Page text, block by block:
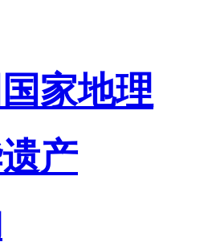
家地理
产